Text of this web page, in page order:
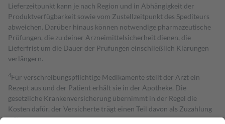
Lieferzeitpunkt kann je nach Region und in Abhängigkeit der
Produktverfügbarkeit sowie vom Zustellzeitpunkt des Spediteurs
abweichen. Darüber hinaus können notwendige pharmazeutische
Prüfungen, die zu deiner Arzneimittelsicherheit dienen, die
Lieferfrist um die Dauer der Prüfungen einschließlich Klärungen
verlängern.
4Für verschreibungspflichtige Medikamente stellt der Arzt ein
Rezept aus und der Patient erhält sie in der Apotheke. Die
gesetzliche Krankenversicherung übernimmt in der Regel die
Kosten dafür, der Versicherte trägt einen Teil davon als Zuzahlung
mit.